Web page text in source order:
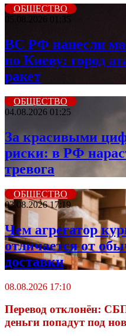
ОБЩЕСТВО
05.08.2026 01:35
ВС РФ нанесли
по Киеву: город
ракет
ОБЩЕСТВО
04.08.2026 01:25
За красивыми
риски: в РФ
тревога
ОБЩЕСТВО
03.08.2026 17:19
Чем агрегатор
отличается от
доставки
08.08.2026 17:10
Перевод отклонён:
деньги попадут под